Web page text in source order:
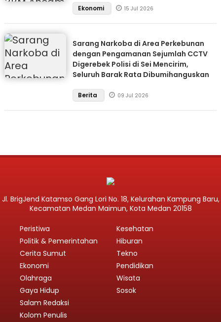
Ekonomi 15 Jul 2026
Sarang Narkoba di Area Perkebunan
dengan Pengamanan Sejumlah CCTV
Digerebek Polisi di Sei Mencirim,
Seluruh Barak Rata Dibumihanguskan
Berita 09 Jul 2026
Jl. BrigJend Katamso Gang Lori No. 18, Kelurahan Kampung Baru,
Kecamatan Medan Maimun, Kota Medan 20158
Peristiwa
Politik & Pemerintahan
Cerita Sumut
Ekonomi
Olahraga
Gaya Hidup
Kesehatan
Hiburan
Tekno
Pendidikan
Wisata
Sosok
Salam Redaksi
Kolom Penulis